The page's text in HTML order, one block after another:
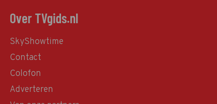
Over TVgids.nl
SkyShowtime
Contact
Colofon
Adverteren